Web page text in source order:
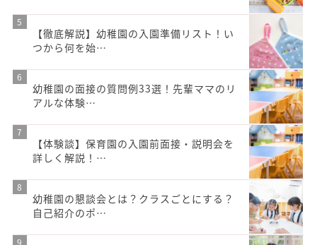
【徹底解説】幼稚園の入園準備リスト！い
つから何を始…
幼稚園の面接の質問例33選！先輩ママのリ
アルな体験…
【体験談】保育園の入園前面接・説明会を
詳しく解説！…
幼稚園の懇談会とは？クラスごとにする？
自己紹介のポ…